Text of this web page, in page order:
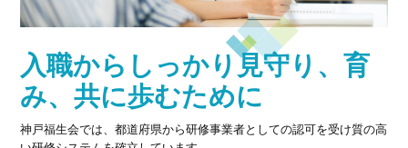
入職からしっかり見守り、育
み、共に歩むために
神戸福生会では、都道府県から研修事業者としての認可を受け質の高